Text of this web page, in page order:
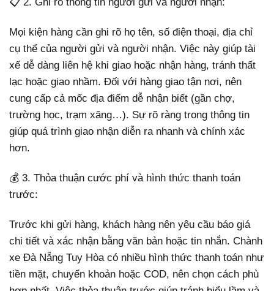
Mọi kiện hàng cần ghi rõ họ tên, số điện thoại, địa chỉ
cụ thể của người gửi và người nhận. Việc này giúp tài
xế dễ dàng liên hệ khi giao hoặc nhận hàng, tránh thất
lạc hoặc giao nhầm. Đối với hàng giao tận nơi, nên
cung cấp cả mốc địa điểm dễ nhận biết (gần chợ,
trường học, trạm xăng…). Sự rõ ràng trong thông tin
giúp quá trình giao nhận diễn ra nhanh và chính xác
hơn.
💰 3. Thỏa thuận cước phí và hình thức thanh toán
trước:
Trước khi gửi hàng, khách hàng nên yêu cầu báo giá
chi tiết và xác nhận bằng văn bản hoặc tin nhắn. Chành
xe Đà Nẵng Tuy Hòa có nhiều hình thức thanh toán như
tiền mặt, chuyển khoản hoặc COD, nên chọn cách phù